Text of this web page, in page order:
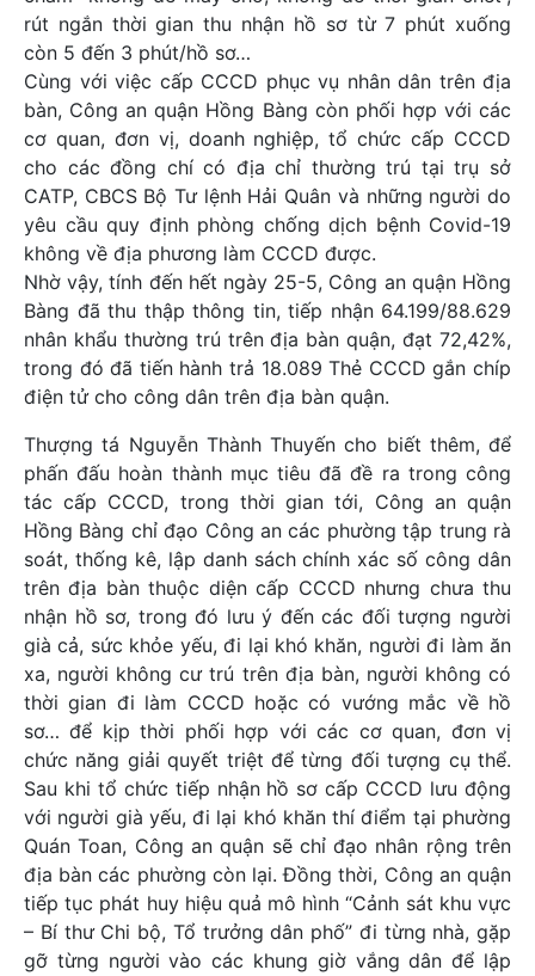
rút ngắn thời gian thu nhận hồ sơ từ 7 phút xuống
còn 5 đến 3 phút/hồ sơ…
Cùng với việc cấp CCCD phục vụ nhân dân trên địa
bàn, Công an quận Hồng Bàng còn phối hợp với các
cơ quan, đơn vị, doanh nghiệp, tổ chức cấp CCCD
cho các đồng chí có địa chỉ thường trú tại trụ sở
CATP, CBCS Bộ Tư lệnh Hải Quân và những người do
yêu cầu quy định phòng chống dịch bệnh Covid-19
không về địa phương làm CCCD được.
Nhờ vậy, tính đến hết ngày 25-5, Công an quận Hồng
Bàng đã thu thập thông tin, tiếp nhận 64.199/88.629
nhân khẩu thường trú trên địa bàn quận, đạt 72,42%,
trong đó đã tiến hành trả 18.089 Thẻ CCCD gắn chíp
điện tử cho công dân trên địa bàn quận.
Thượng tá Nguyễn Thành Thuyến cho biết thêm, để
phấn đấu hoàn thành mục tiêu đã đề ra trong công
tác cấp CCCD, trong thời gian tới, Công an quận
Hồng Bàng chỉ đạo Công an các phường tập trung rà
soát, thống kê, lập danh sách chính xác số công dân
trên địa bàn thuộc diện cấp CCCD nhưng chưa thu
nhận hồ sơ, trong đó lưu ý đến các đối tượng người
già cả, sức khỏe yếu, đi lại khó khăn, người đi làm ăn
xa, người không cư trú trên địa bàn, người không có
thời gian đi làm CCCD hoặc có vướng mắc về hồ
sơ… để kịp thời phối hợp với các cơ quan, đơn vị
chức năng giải quyết triệt để từng đối tượng cụ thể.
Sau khi tổ chức tiếp nhận hồ sơ cấp CCCD lưu động
với người già yếu, đi lại khó khăn thí điểm tại phường
Quán Toan, Công an quận sẽ chỉ đạo nhân rộng trên
địa bàn các phường còn lại. Đồng thời, Công an quận
tiếp tục phát huy hiệu quả mô hình “Cảnh sát khu vực
– Bí thư Chi bộ, Tổ trưởng dân phố” đi từng nhà, gặp
gỡ từng người vào các khung giờ vắng dân để lập